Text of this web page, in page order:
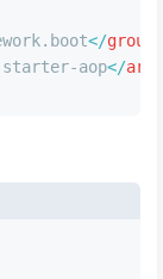
</
aop</